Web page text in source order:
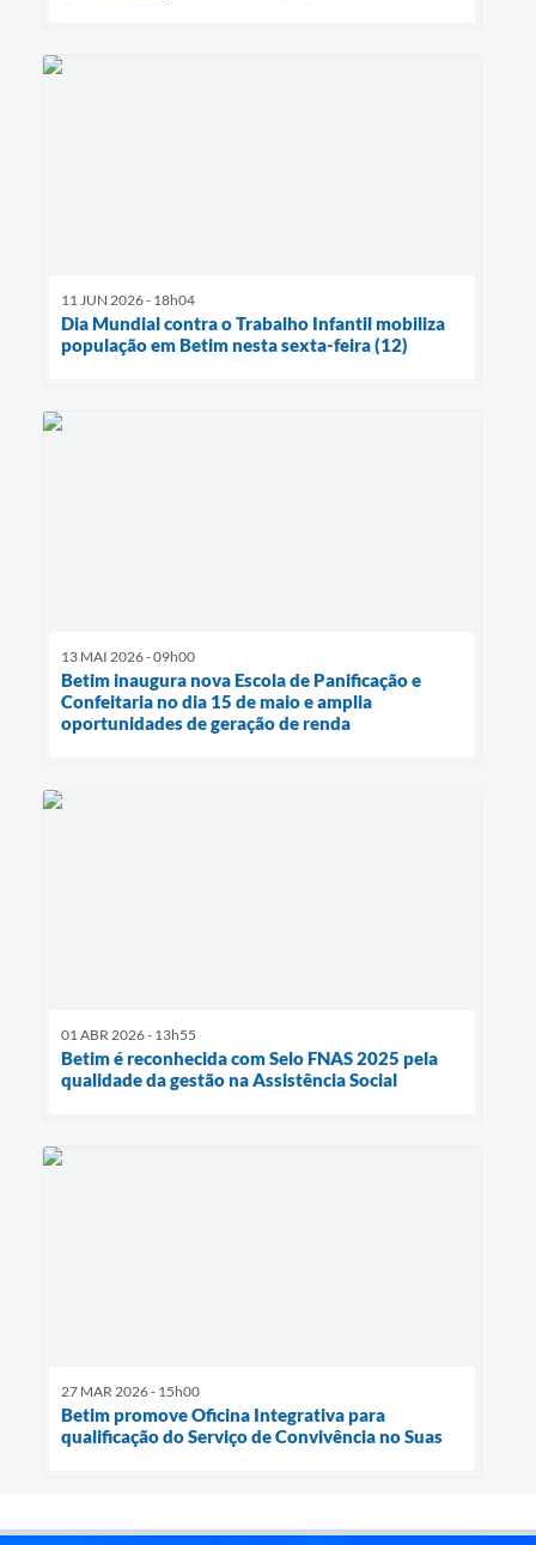
11 JUN 2026 - 18h04
Dia Mundial contra o Trabalho Infantil mobiliza
população em Betim nesta sexta-feira (12)
13 MAI 2026 - 09h00
Betim inaugura nova Escola de Panificação e
Confeitaria no dia 15 de maio e amplia
oportunidades de geração de renda
01 ABR 2026 - 13h55
Betim é reconhecida com Selo FNAS 2025 pela
qualidade da gestão na Assistência Social
27 MAR 2026 - 15h00
Betim promove Oficina Integrativa para
qualificação do Serviço de Convivência no Suas